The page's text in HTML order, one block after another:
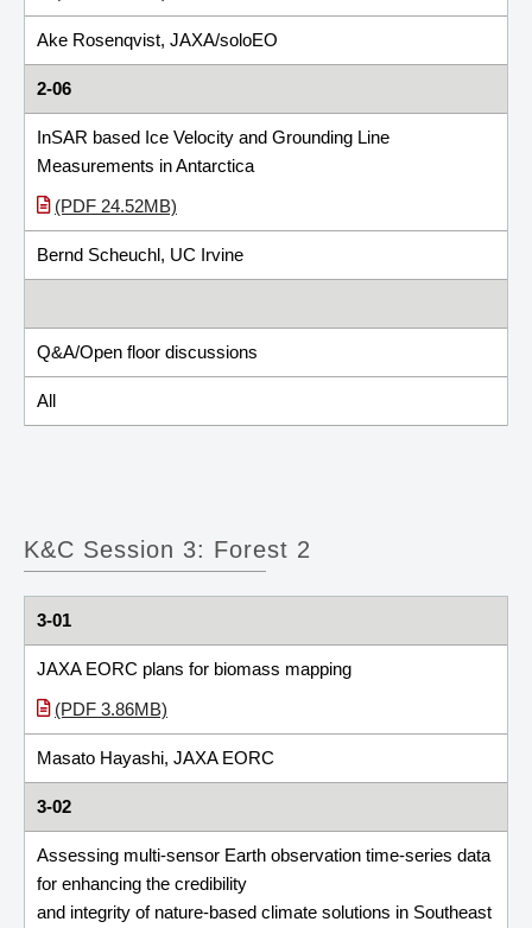
Ake Rosenqvist, JAXA/soloEO
2-06
InSAR based Ice Velocity and Grounding Line
Measurements in Antarctica
(PDF 24.52MB)
Bernd Scheuchl, UC Irvine
Q&A/Open floor discussions
All
K&C Session 3: Forest 2
3-01
JAXA EORC plans for biomass mapping
(PDF 3.86MB)
Masato Hayashi, JAXA EORC
3-02
Assessing multi-sensor Earth observation time-series data
for enhancing the credibility
and integrity of nature-based climate solutions in Southeast